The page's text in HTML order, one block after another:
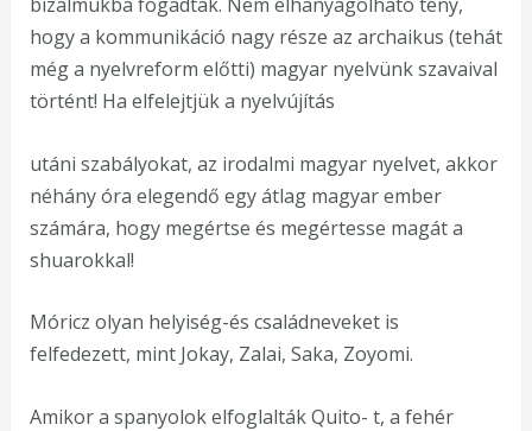
hogy a kommunikáció nagy része az archaikus (tehát
még a nyelvreform előtti) magyar nyelvünk szavaival
történt! Ha elfelejtjük a nyelvújítás
utáni szabályokat, az irodalmi magyar nyelvet, akkor
néhány óra elegendő egy átlag magyar ember
számára, hogy megértse és megértesse magát a
shuarokkal!
Móricz olyan helyiség-és családneveket is
felfedezett, mint Jokay, Zalai, Saka, Zoyomi.
Amikor a spanyolok elfoglalták Quito- t, a fehér